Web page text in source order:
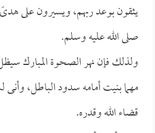
يثقون بوعد ربهم، ويسيرون على
صلى الله عليه وسلم.
ولذلك فإن نهر الصحوة المبارك
مهما بنيت أمامه سدود الباطل،
قضاء الله وقدره.